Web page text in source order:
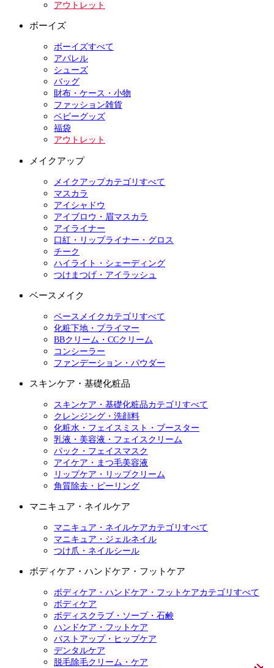
アウトレット
ボーイズ
ボーイズすべて
アパレル
シューズ
バッグ
財布・ケース・小物
ファッション雑貨
ベビーグッズ
福袋
アウトレット
メイクアップ
メイクアップカテゴリすべて
マスカラ
アイシャドウ
アイブロウ・眉マスカラ
アイライナー
口紅・リップライナー・グロス
チーク
ハイライト・シェーディング
つけまつげ・アイラッシュ
ベースメイク
ベースメイクカテゴリすべて
化粧下地・プライマー
BBクリーム・CCクリーム
コンシーラー
ファンデーション・パウダー
スキンケア・基礎化粧品
スキンケア・基礎化粧品カテゴリすべて
クレンジング・洗顔料
化粧水・フェイスミスト・ブースター
乳液・美容液・フェイスクリーム
パック・フェイスマスク
アイケア・まつ毛美容液
リップケア・リップクリーム
角質除去・ピーリング
マニキュア・ネイルケア
マニキュア・ネイルケアカテゴリすべて
マニキュア・ジェルネイル
つけ爪・ネイルシール
ボディケア・ハンドケア・フットケア
ボディケア・ハンドケア・フットケアカテゴリすべて
ボディケア
ボディスクラブ・ソープ・石鹸
ハンドケア・フットケア
バストアップ・ヒップケア
デンタルケア
脱毛除毛クリーム・ケア